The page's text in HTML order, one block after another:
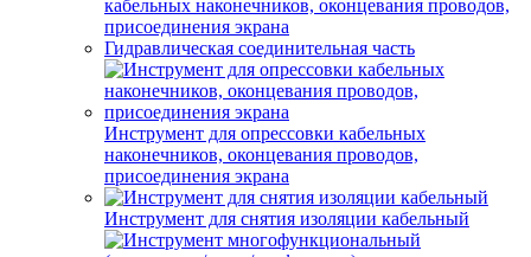
кабельных наконечников, оконцевания проводов,
присоединения экрана
Гидравлическая соединительная часть
Инструмент для опрессовки кабельных
наконечников, оконцевания проводов,
присоединения экрана
Инструмент для снятия изоляции кабельный